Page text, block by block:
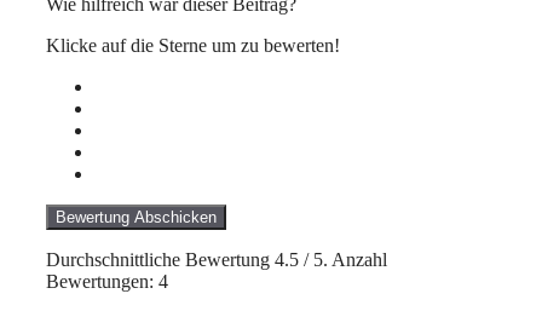
Wie hilfreich war dieser Beitrag?
Klicke auf die Sterne um zu bewerten!
Bewertung Abschicken
Durchschnittliche Bewertung 4.5 / 5. Anzahl
Bewertungen: 4